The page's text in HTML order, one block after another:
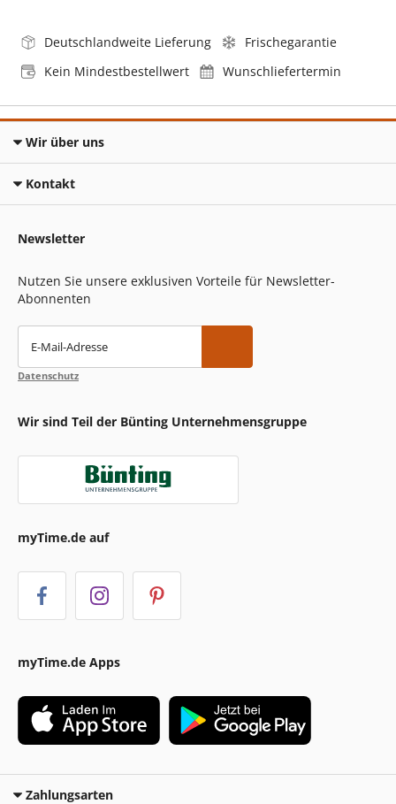
Deutschlandweite Lieferung
Frischegarantie
Kein Mindestbestellwert
Wunschliefertermin
Wir über uns
Kontakt
Newsletter
Nutzen Sie unsere exklusiven Vorteile für Newsletter-
Abonnenten
E-Mail-Adresse
Datenschutz
Wir sind Teil der Bünting Unternehmensgruppe
myTime.de auf
myTime.de Apps
Zahlungsarten